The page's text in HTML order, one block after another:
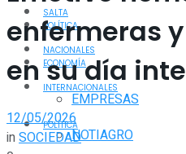
POLÍTICA
ECONOMÍA
EMPRESAS
NOTIAGRO
SALTA
NACIONALES
INTERNACIONALES
POLÍTICA
enfermeras
en su día
12/05/2026
inSOCIEDAD